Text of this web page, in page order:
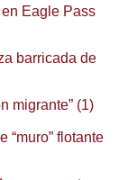
Eagle Pass
barricada de
migrante” (1)
“muro” flotante